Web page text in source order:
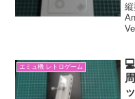
エミュ機 レトロゲーム